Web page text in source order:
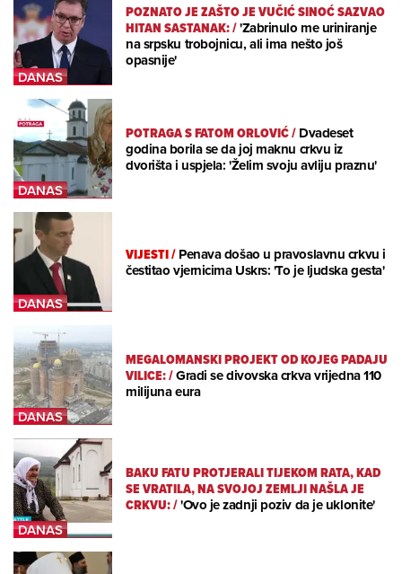
POZNATO JE ZAŠTO JE VUČIĆ SINOĆ SAZVAO
HITAN SASTANAK:/'Zabrinulo me uriniranje
na srpsku trobojnicu, ali ima nešto još
opasnije'
POTRAGA S FATOM ORLOVIĆ/Dvadeset
godina borila se da joj maknu crkvu iz
dvorišta i uspjela: 'Želim svoju avliju praznu'
VIJESTI/Penava došao u pravoslavnu crkvu i
čestitao vjernicima Uskrs: 'To je ljudska gesta'
MEGALOMANSKI PROJEKT OD KOJEG PADAJU
VILICE:/Gradi se divovska crkva vrijedna 110
milijuna eura
BAKU FATU PROTJERALI TIJEKOM RATA, KAD
SE VRATILA, NA SVOJOJ ZEMLJI NAŠLA JE
CRKVU:/'Ovo je zadnji poziv da je uklonite'